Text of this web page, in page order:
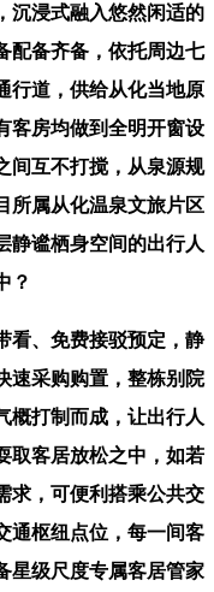
浸式融入悠然闲适的
配备齐备，依托周边七
行道，供给从化当地原
客房均做到全明开窗设
间互不打搅，从泉源规
所属从化温泉文旅片区
静谧栖身空间的出行人
？
、免费接驳预定，静
速采购购置，整栋别院
概打制而成，让出行人
取客居放松之中，如若
求，可便利搭乘公共交
通枢纽点位，每一间客
星级尺度专属客居管家